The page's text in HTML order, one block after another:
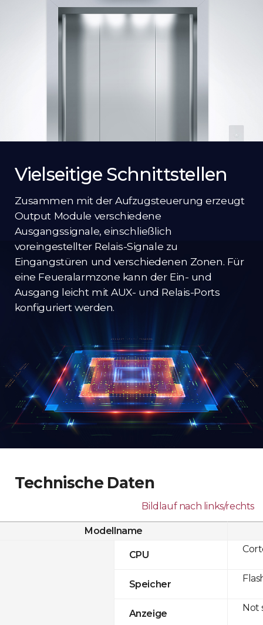
Vielseitige Schnittstellen
Zusammen mit der Aufzugsteuerung erzeugt
Output Module verschiedene
Ausgangssignale, einschließlich
voreingestellter Relais-Signale zu
Eingangstüren und verschiedenen Zonen. Für
eine Feueralarmzone kann der Ein- und
Ausgang leicht mit AUX- und Relais-Ports
konfiguriert werden.
Technische Daten
Bildlauf nach links/rechts
Modellname
CPU
Speicher
Anzeige
Not